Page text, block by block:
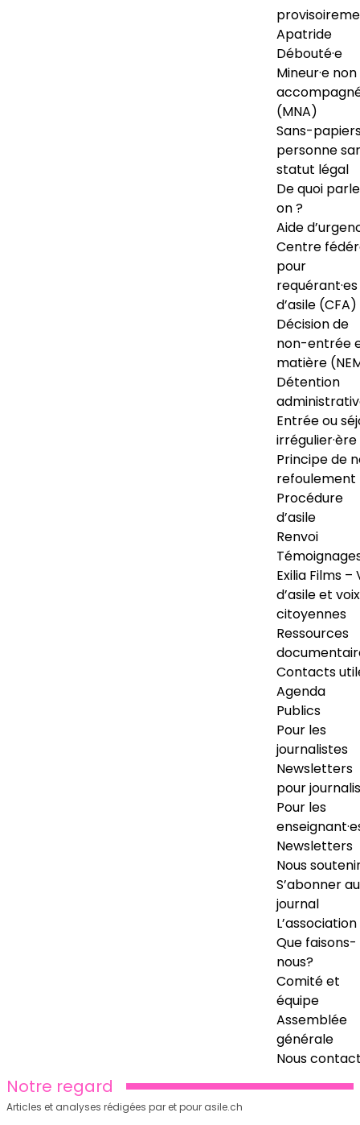
Apatride
Débouté·e
Mineur·e non
(MNA)
Sans-
personne
statut légal
De quoi
on ?
Aide
Centre
pour
requérant·es
d’asile (CFA)
Décision de
non-entrée
matière
Détention
Entrée ou
irrégulier·ère
Principe de
refoulement
Procédure
d’asile
Renvoi
Exilia Films –
d’asile et voix
citoyennes
Ressources
Contacts
Agenda
Publics
Pour les
journalistes
Newsletters
pour
Pour les
Newsletters
Nous
S’abonner au
journal
L’association
Que faisons-
nous?
Comité et
équipe
Assemblée
générale
Nous
Notre regard
Articles et analyses rédigées par et pour asile.ch